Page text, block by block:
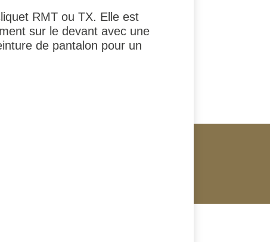
RMT ou TX. Elle est
sur le devant avec une
de pantalon pour un